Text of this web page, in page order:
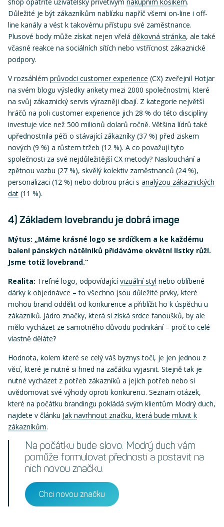
Důležité je být zákazníkům nablízku napříč všemi on-line i off-
line kanály a vést k takovému přístupu své zaměstnance.
Plusové body může získat nejen vřelá děkovná stránka, ale také
včasné reakce na sociálních sítích nebo vstřícnost zákaznické
podpory.
V rozsáhlém průvodci customer experience (CX) zveřejnil Hotjar
na svém blogu výsledky ankety mezi 2000 společnostmi, které
na svůj zákaznický servis výrazněji dbají. Z kategorie největší
hráčů na poli customer experience jich 28 % do této disciplíny
investuje více než 500 milionů dolarů ročně. Většina lídrů také
upřednostnila péči o stávající zákazníky (37 %) před ziskem
nových (9 %) a růstem tržeb (12 %). A co považují tyto
společnosti za své nejdůležitější CX metody? Naslouchání a
zpětnou vazbu (27 %), skvělý kolektiv zaměstnanců (24 %),
personalizaci (12 %) nebo dobrou práci s analýzou zákaznických
dat (11 %).
4) Základem lovebrandu je dobrá image
Mýtus: „Máme krásné logo se srdíčkem a ke každému
balení pánských nátělníků přidáváme okvětní lístky růží.
Jsme totiž lovebrand.“
Realita: Trefné logo, odpovídajícívizuální styl nebo oblíbené
dárky k objednávce – to všechno jsou důležité prvky, které
mohou brand oddělit od konkurence a přiblížit ho k úspěchu u
zákazníků. Jádro značky, která si získá srdce fanoušků, by ale
mělo vycházet ze samotného důvodu podnikání – proč to celé
vlastně děláte?
Hodnota, kolem které se celý váš byznys točí, je jen jednou z
věcí, které je nutné si hned na začátku vyjasnit. Stejně tak je
nutné vycházet z potřeb zákazníků a jejich potřeb nebo si
uvědomovat své výhody oproti konkurenci. Seznam otázek,
které na počátku brandingu pokládá svým klientům Modrý duch,
najdete v článku Jak navrhnout značku, která bude mluvit k
zákazníkům.
Na počátku bude slovo. Modrý duch vám
pomůže formulovat přednosti a postavit na
nich novou značku.
Chci novou značku